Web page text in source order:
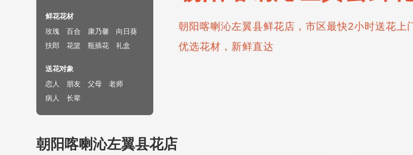
朝阳喀喇沁左翼县鲜花店，市区最快2小时送花上
优选花材，新鲜直达
鲜花花材
玫瑰
百合 康乃馨
向日葵
扶郎
花篮 瓶插花 礼盒
送花对象
恋人
朋友 父母
老师
病人
长辈
朝阳喀喇沁左翼县花店